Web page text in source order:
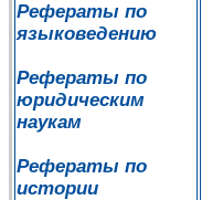
Рефераты по
языковедению
Рефераты по
юридическим
наукам
Рефераты по
истории